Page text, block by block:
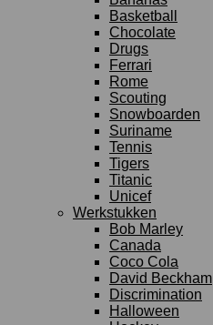
Basketball
Chocolate
Drugs
Ferrari
Rome
Scouting
Snowboarden
Suriname
Tennis
Tigers
Titanic
Unicef
Werkstukken
Bob Marley
Canada
Coco Cola
David Beckham
Discrimination
Halloween